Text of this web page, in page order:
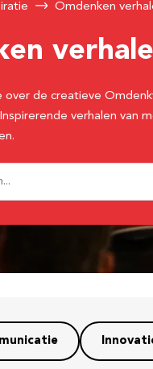
Omdenken
over de creatieve
verhalen van